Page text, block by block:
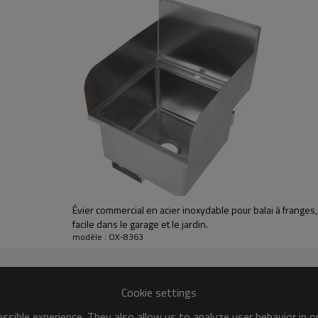
efficace, tandis que sa construction
intensifs. Idéal pour les locaux
une solution hygiénique, durable
Évier commercial en acier inoxydable pour balai à
facile dans le garage et le jardin.
modèle : OX-8363
Cookie settings